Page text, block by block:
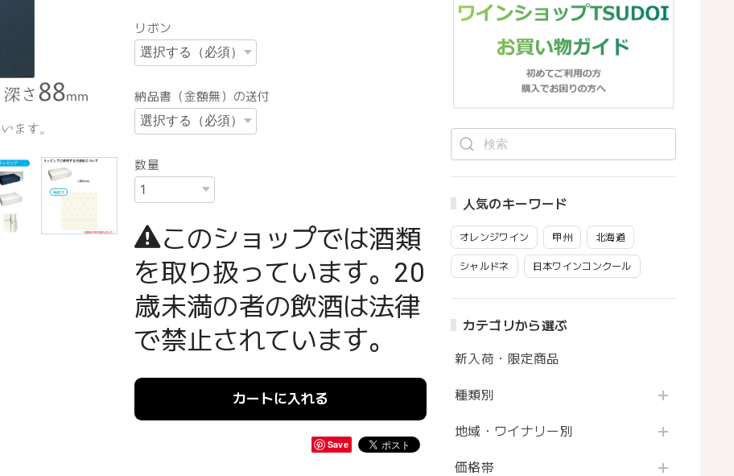
人気のキーワード
オレンジワイン 甲州 北海道
シャルドネ 日本ワインコンクール
カテゴリから選ぶ
新入荷・限定商品
種類別
地域・ワイナリー別
価格帯
リボン
納品書（金額無）の送付
数量
このショップでは酒類
を取り扱っています。20
歳未満の者の飲酒は法律
で禁止されています。
カートに入れる
Save